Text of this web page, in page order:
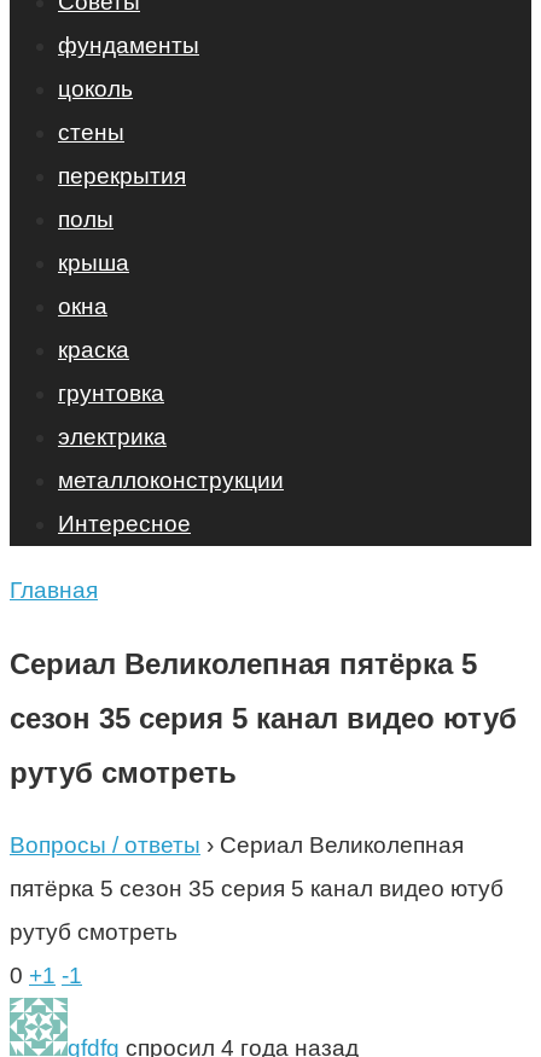
фундаменты
цоколь
стены
перекрытия
полы
крыша
окна
краска
грунтовка
электрика
металлоконструкции
Интересное
Главная
Сериал Великолепная пятёрка 5
сезон 35 серия 5 канал видео ютуб
рутуб смотреть
Вопросы / ответы › Сериал Великолепная
пятёрка 5 сезон 35 серия 5 канал видео ютуб
рутуб смотреть
0 +1 -1
gfdfg спросил 4 года назад